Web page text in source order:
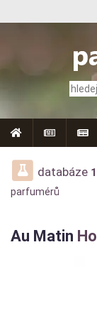
–
vše
o
vůních,
a
databáze
parfumérů
Au Matin